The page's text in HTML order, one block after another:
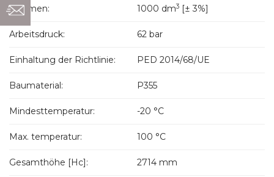
Volumen: 1000 dm3 [± 3%]
Arbeitsdruck: 62 bar
Einhaltung der Richtlinie: PED 2014/68/UE
Baumaterial: P355
Mindesttemperatur: -20 °C
Max. temperatur: 100 °C
Gesamthöhe [Hc]: 2714 mm